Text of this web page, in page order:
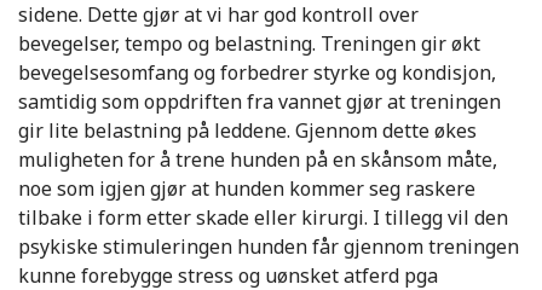
sidene. Dette gjør at vi har god kontroll over
bevegelser, tempo og belastning. Treningen gir økt
bevegelsesomfang og forbedrer styrke og kondisjon,
samtidig som oppdriften fra vannet gjør at treningen
gir lite belastning på leddene. Gjennom dette økes
muligheten for å trene hunden på en skånsom måte,
noe som igjen gjør at hunden kommer seg raskere
tilbake i form etter skade eller kirurgi. I tillegg vil den
psykiske stimuleringen hunden får gjennom treningen
kunne forebygge stress og uønsket atferd pga